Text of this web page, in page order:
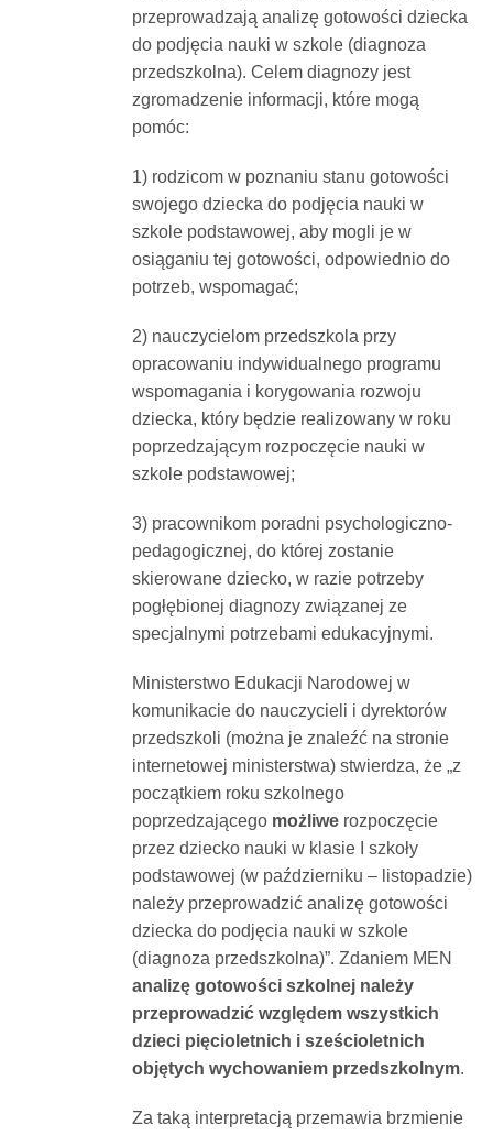
przeprowadzają analizę gotowości dziecka
do podjęcia nauki w szkole (diagnoza
przedszkolna). Celem diagnozy jest
zgromadzenie informacji, które mogą
pomóc:
1) rodzicom w poznaniu stanu gotowości
swojego dziecka do podjęcia nauki w
szkole podstawowej, aby mogli je w
osiąganiu tej gotowości, odpowiednio do
potrzeb, wspomagać;
2) nauczycielom przedszkola przy
opracowaniu indywidualnego programu
wspomagania i korygowania rozwoju
dziecka, który będzie realizowany w roku
poprzedzającym rozpoczęcie nauki w
szkole podstawowej;
3) pracownikom poradni psychologiczno-
pedagogicznej, do której zostanie
skierowane dziecko, w razie potrzeby
pogłębionej diagnozy związanej ze
specjalnymi potrzebami edukacyjnymi.
Ministerstwo Edukacji Narodowej w
komunikacie do nauczycieli i dyrektorów
przedszkoli (można je znaleźć na stronie
internetowej ministerstwa) stwierdza, że „z
początkiem roku szkolnego
poprzedzającego możliwe rozpoczęcie
przez dziecko nauki w klasie I szkoły
podstawowej (w październiku – listopadzie)
należy przeprowadzić analizę gotowości
dziecka do podjęcia nauki w szkole
(diagnoza przedszkolna)”. Zdaniem MEN
analizę gotowości szkolnej należy
przeprowadzić względem wszystkich
dzieci pięcioletnich i sześcioletnich
objętych wychowaniem przedszkolnym.
Za taką interpretacją przemawia brzmienie